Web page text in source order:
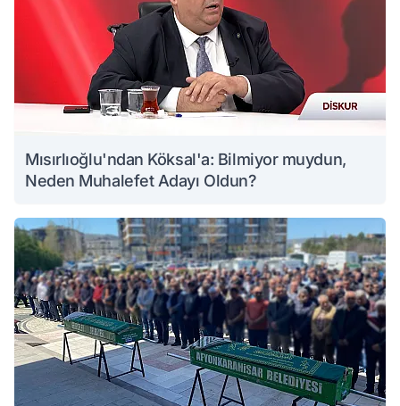
Mısırlıoğlu'ndan Köksal'a: Bilmiyor muydun,
Neden Muhalefet Adayı Oldun?